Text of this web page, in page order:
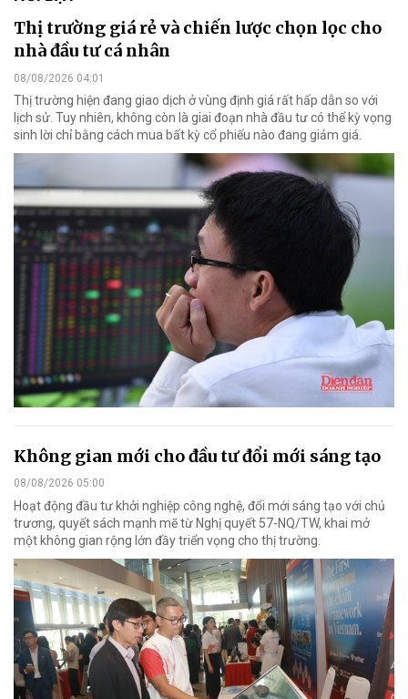
Thị trường giá rẻ và chiến lược chọn lọc cho
nhà đầu tư cá nhân
08/08/2026 04:01
Thị trường hiện đang giao dịch ở vùng định giá rất hấp dẫn so với
lịch sử. Tuy nhiên, không còn là giai đoạn nhà đầu tư có thể kỳ vọng
sinh lời chỉ bằng cách mua bất kỳ cổ phiếu nào đang giảm giá.
Không gian mới cho đầu tư đổi mới sáng tạo
08/08/2026 05:00
Hoạt động đầu tư khởi nghiệp công nghệ, đổi mới sáng tạo với chủ
trương, quyết sách mạnh mẽ từ Nghị quyết 57-NQ/TW, khai mở
một không gian rộng lớn đầy triển vọng cho thị trường.